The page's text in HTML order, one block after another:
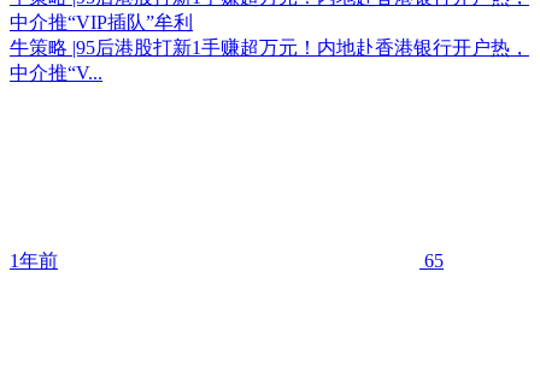
中介推“VIP插队”牟利
牛策略 |95后港股打新1手赚超万元！内地赴香港银行开户热，
中介推“V...
1年前 65